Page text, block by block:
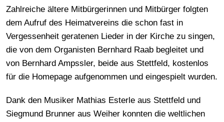
Zahlreiche ältere Mitbürgerinnen und Mitbürger folgten
dem Aufruf des Heimatvereins die schon fast in
Vergessenheit geratenen Lieder in der Kirche zu singen,
die von dem Organisten Bernhard Raab begleitet und
von Bernhard Ampssler, beide aus Stettfeld, kostenlos
für die Homepage aufgenommen und eingespielt wurden.
Dank den Musiker Mathias Esterle aus Stettfeld und
Siegmund Brunner aus Weiher konnten die weltlichen